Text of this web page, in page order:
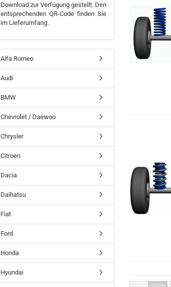
Download zur Verfügung gestellt. Den
entsprechenden QR-Code finden Sie
im Lieferumfang.
Alfa Romeo
Audi
BMW
Chevrolet / Daewoo
Chrysler
Citroen
Dacia
Daihatsu
Fiat
Ford
Honda
Hyundai